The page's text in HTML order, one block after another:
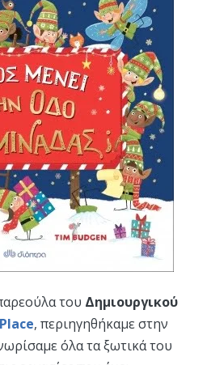
του Δημιουργικού
, περιηγηθήκαμε στην
όλα τα ξωτικά του